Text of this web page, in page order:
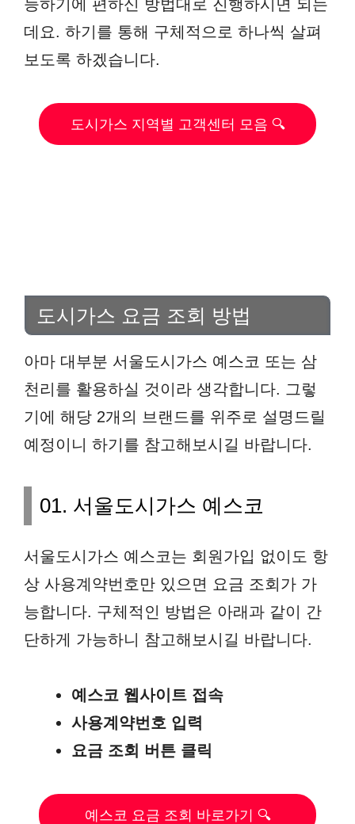
능하기에 편하신 방법대로 진행하시면 되는
데요. 하기를 통해 구체적으로 하나씩 살펴
보도록 하겠습니다.
도시가스 지역별 고객센터 모음 🔍
도시가스 요금 조회 방법
아마 대부분 서울도시가스 예스코 또는 삼
천리를 활용하실 것이라 생각합니다. 그렇
기에 해당 2개의 브랜드를 위주로 설명드릴
예정이니 하기를 참고해보시길 바랍니다.
01. 서울도시가스 예스코
서울도시가스 예스코는 회원가입 없이도 항
상 사용계약번호만 있으면 요금 조회가 가
능합니다. 구체적인 방법은 아래과 같이 간
단하게 가능하니 참고해보시길 바랍니다.
예스코 웹사이트 접속
사용계약번호 입력
요금 조회 버튼 클릭
예스코 요금 조회 바로가기 🔍